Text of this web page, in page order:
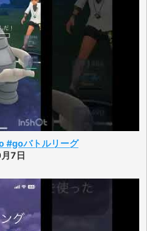
#goバトルリーグ
7日